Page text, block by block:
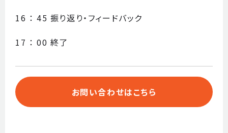
16 ： 45 振り返り・フィードバック
17 ： 00 終了
お問い合わせはこちら